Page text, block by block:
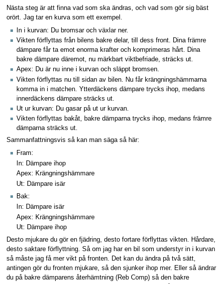
Nästa steg är att finna vad som ska ändras, och vad som gör sig bäst
orört. Jag tar en kurva som ett exempel.
In i kurvan: Du bromsar och växlar ner.
Vikten förflyttas från bilens bakre delar, till dess front. Dina främre
dämpare får ta emot enorma krafter och komprimeras hårt. Dina
bakre dämpare däremot, nu märkbart viktbefriade, sträcks ut.
Apex: Du är nu inne i kurvan och släppt bromsen.
Vikten förflyttas nu till sidan av bilen. Nu får krängningshämmarna
komma in i matchen. Ytterdäckens dämpare trycks ihop, medans
innerdäckens dämpare sträcks ut.
Ut ur kurvan: Du gasar på ut ur kurvan.
Vikten förflyttas bakåt, bakre dämparna trycks ihop, medans främre
dämparna sträcks ut.
Sammanfattningsvis så kan man säga så här:
Fram:
In: Dämpare ihop
Apex: Krängningshämmare
Ut: Dämpare isär
Bak:
In: Dämpare isär
Apex: Krängningshämmare
Ut: Dämpare ihop
Desto mjukare du gör en fjädring, desto fortare förflyttas vikten. Hårdare,
desto saktare förflyttning. Så om jag har en bil som understyr in i kurvan
så måste jag få mer vikt på fronten. Det kan du ändra på två sätt,
antingen gör du fronten mjukare, så den sjunker ihop mer. Eller så ändrar
du på bakre dämparens återhämtning (Reb Comp) så den bakre